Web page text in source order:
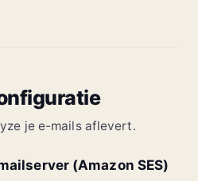
je e-mails aflevert.
(Amazon SES)